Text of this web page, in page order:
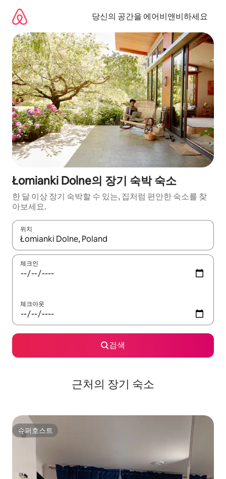
당신의 공간을 에어비앤비하세요
Łomianki Dolne의 장기 숙박 숙소
한 달 이상 장기 숙박할 수 있는, 집처럼 편안한 숙소를 찾
아보세요.
위치
결과가 나오면 위·아래 화살표 키를 사용하거나 터치 또는 스와이
체크인
체크아웃
검색
근처의 장기 숙소
슈퍼호스트
슈퍼호스트